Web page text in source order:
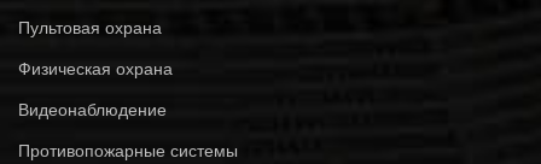
Пультовая охрана
Физическая охрана
Видеонаблюдение
Противопожарные системы